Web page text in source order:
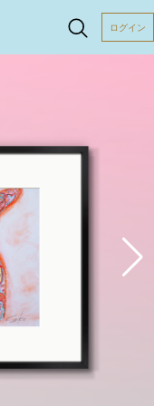
ログイン